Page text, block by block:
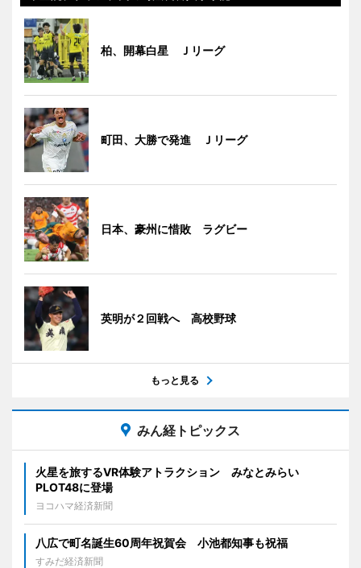
柏、開幕白星 Ｊリーグ
町田、大勝で発進 Ｊリーグ
日本、豪州に惜敗 ラグビー
英明が２回戦へ 高校野球
もっと見る
みん経トピックス
火星を旅するVR体験アトラクション みなとみらい
PLOT48に登場
ヨコハマ経済新聞
八広で町名誕生60周年祝賀会 小池都知事も祝福
すみだ経済新聞